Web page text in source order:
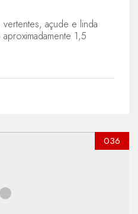
vertentes, açude e linda
1,5
036